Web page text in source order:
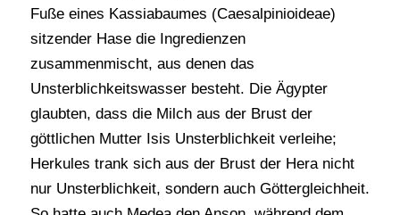
Fuße eines Kassiabaumes (Caesalpinioideae)
sitzender Hase die Ingredienzen
zusammenmischt, aus denen das
Unsterblichkeitswasser besteht. Die Ägypter
glaubten, dass die Milch aus der Brust der
göttlichen Mutter Isis Unsterblichkeit verleihe;
Herkules trank sich aus der Brust der Hera nicht
nur Unsterblichkeit, sondern auch Göttergleichheit.